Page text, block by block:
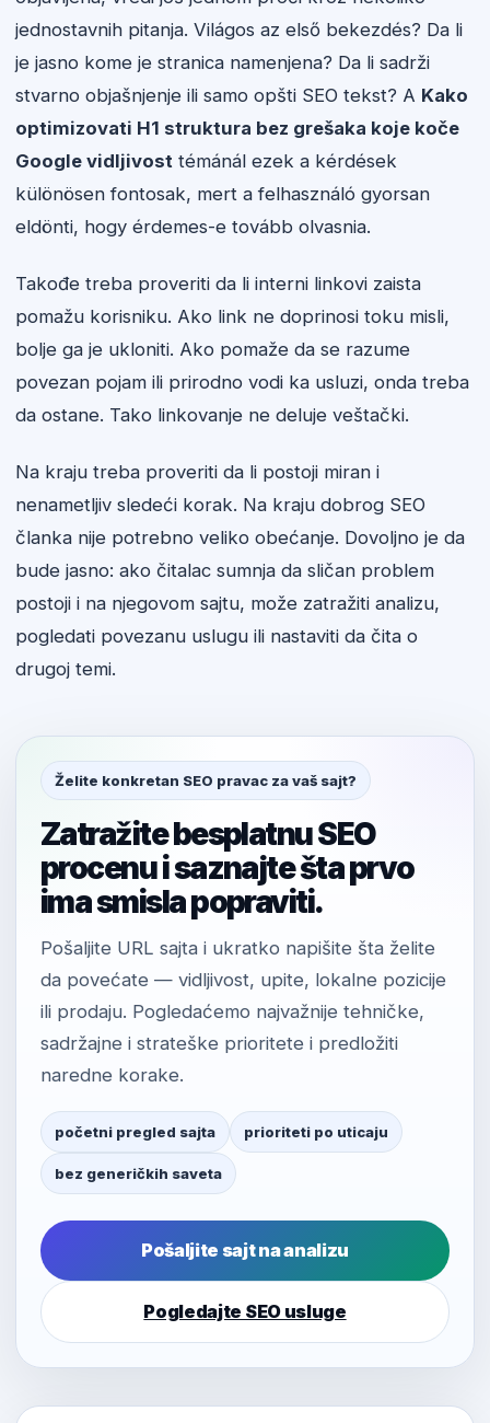
jednostavnih pitanja. Világos az első bekezdés? Da li
je jasno kome je stranica namenjena? Da li sadrži
stvarno objašnjenje ili samo opšti SEO tekst? A Kako
optimizovati H1 struktura bez grešaka koje koče
Google vidljivost témánál ezek a kérdések
különösen fontosak, mert a felhasználó gyorsan
eldönti, hogy érdemes-e tovább olvasnia.
Takođe treba proveriti da li interni linkovi zaista
pomažu korisniku. Ako link ne doprinosi toku misli,
bolje ga je ukloniti. Ako pomaže da se razume
povezan pojam ili prirodno vodi ka usluzi, onda treba
da ostane. Tako linkovanje ne deluje veštački.
Na kraju treba proveriti da li postoji miran i
nenametljiv sledeći korak. Na kraju dobrog SEO
članka nije potrebno veliko obećanje. Dovoljno je da
bude jasno: ako čitalac sumnja da sličan problem
postoji i na njegovom sajtu, može zatražiti analizu,
pogledati povezanu uslugu ili nastaviti da čita o
drugoj temi.
Želite konkretan SEO pravac za vaš sajt?
Zatražite besplatnu SEO
procenu i saznajte šta prvo
ima smisla popraviti.
Pošaljite URL sajta i ukratko napišite šta želite
da povećate — vidljivost, upite, lokalne pozicije
ili prodaju. Pogledaćemo najvažnije tehničke,
sadržajne i strateške prioritete i predložiti
naredne korake.
početni pregled sajta prioriteti po uticaju
bez generičkih saveta
Pošaljite sajt na analizu
Pogledajte SEO usluge